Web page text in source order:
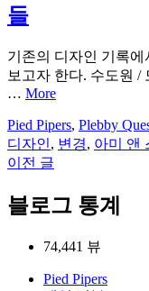
들
기존의 디자인 기록
보고자 한다. 수도원 /
… More
Pied Pipers, Plebby
디자인, 변경, 아미 앤
글
탐
이전 글
블로그 통계
74,441 뷰
Pied Pipers